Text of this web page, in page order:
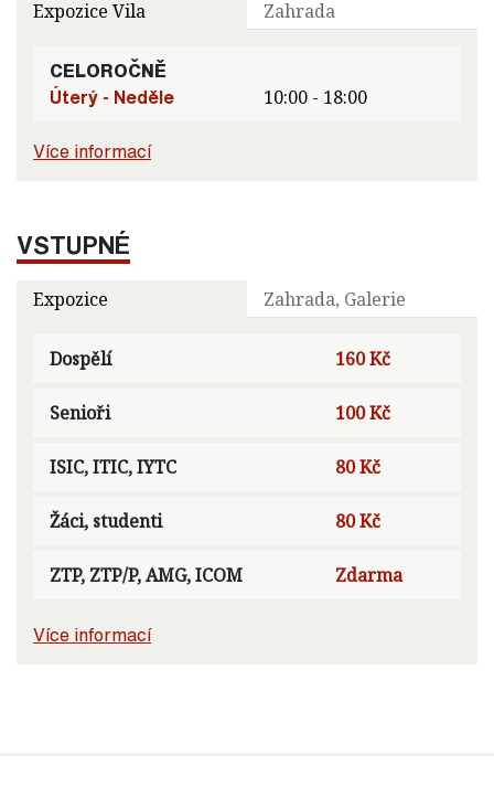
Expozice Vila Zahrada
CELOROČNĚ
Úterý - Neděle
10:00 - 18:00
Více informací
VSTUPNÉ
Expozice Zahrada, Galerie
Dospělí 160 Kč
Senioři 100 Kč
ISIC, ITIC, IYTC 80 Kč
Žáci, studenti 80 Kč
ZTP, ZTP/P, AMG, ICOM Zdarma
Více informací